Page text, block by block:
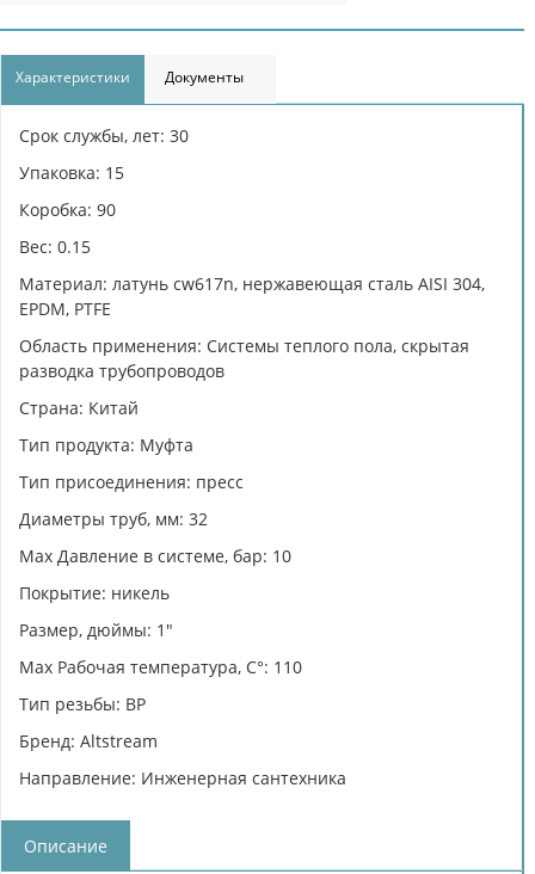
Характеристики Документы
Срок службы, лет: 30
Упаковка: 15
Коробка: 90
Вес: 0.15
Материал: латунь cw617n, нержавеющая сталь AISI 304,
EPDM, PTFE
Область применения: Системы теплого пола, скрытая
разводка трубопроводов
Страна: Китай
Тип продукта: Муфта
Тип присоединения: пресс
Диаметры труб, мм: 32
Max Давление в системе, бар: 10
Покрытие: никель
Размер, дюймы: 1"
Max Рабочая температура, C°: 110
Тип резьбы: ВР
Бренд: Altstream
Направление: Инженерная сантехника
Описание